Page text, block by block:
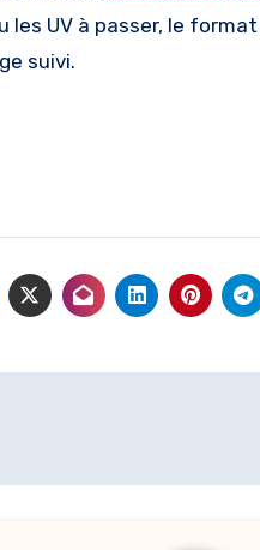
les UV à passer, le
suivi.